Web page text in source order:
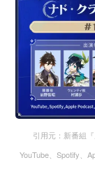
引用元：新番組
YouTube、Spotify、